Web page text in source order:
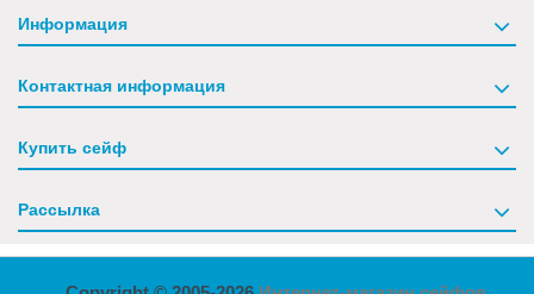
Информация
Контактная информация
Купить сейф
Рассылка